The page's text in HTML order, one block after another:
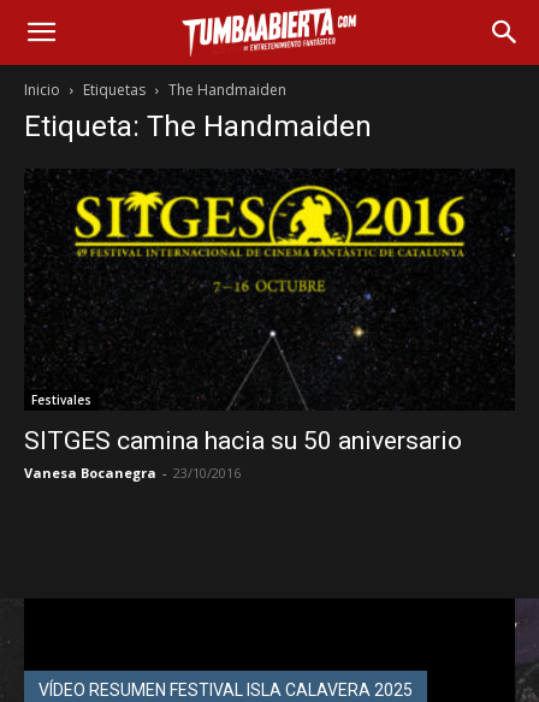
Inicio Etiquetas The Handmaiden
Etiqueta: The Handmaiden
Festivales
SITGES camina hacia su 50 aniversario
Vanesa Bocanegra - 23/10/2016
VÍDEO RESUMEN FESTIVAL ISLA CALAVERA 2025